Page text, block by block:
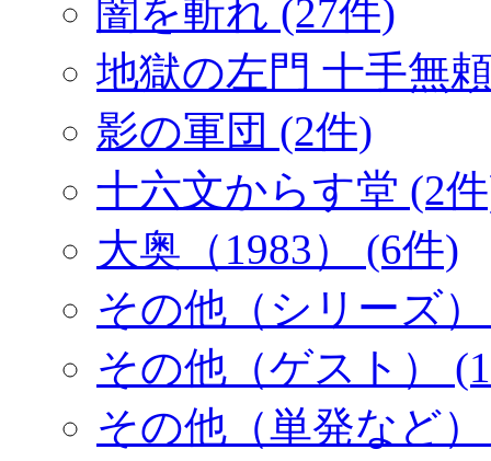
闇を斬れ (27件)
地獄の左門 十手無
影の軍団 (2件)
十六文からす堂 (2
大奥（1983） (6件)
その他（シリーズ
その他（ゲスト）
その他（単発など